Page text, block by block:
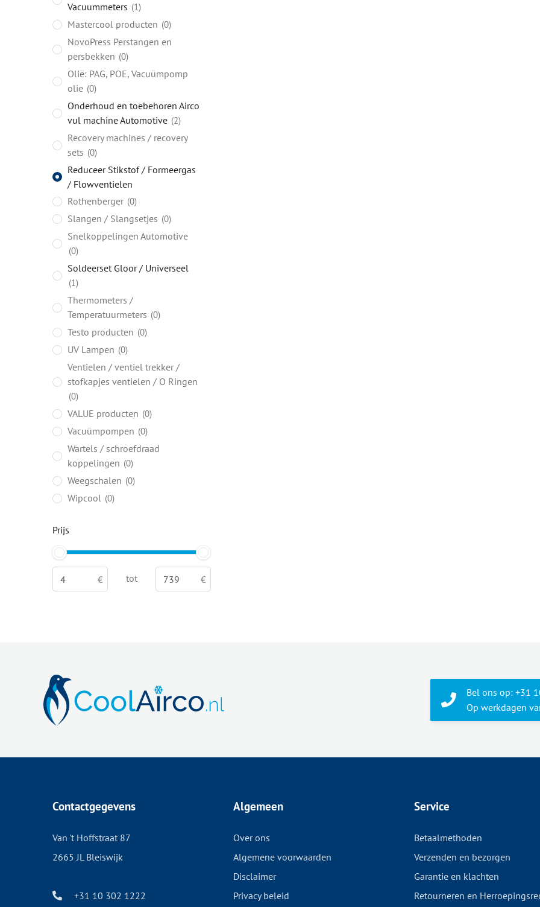
Vacuummeters
1
Mastercool producten 0
NovoPress Perstangen en
persbekken 0
Olië: PAG, POE, Vacuümpomp
olie 0
Onderhoud en toebehoren Airco
vul machine Automotive 2
Recovery machines / recovery
sets 0
Reduceer Stikstof / Formeergas
/ Flowventielen
Rothenberger 0
Slangen / Slangsetjes 0
Snelkoppelingen Automotive
0
Soldeerset Gloor / Universeel
1
Thermometers /
Temperatuurmeters 0
Testo producten 0
UV Lampen 0
Ventielen / ventiel trekker /
stofkapjes ventielen / O Ringen
0
VALUE producten 0
Vacuümpompen 0
Wartels / schroefdraad
koppelingen 0
Weegschalen 0
Wipcool 0
Prijs
tot
Bel ons op: +31
Op werkdagen
Contactgegevens
Van 't Hoffstraat 87
2665 JL Bleiswijk
+31 10 302 1222
Algemeen
Over ons
Algemene voorwaarden
Disclaimer
Privacy beleid
Service
Betaalmethoden
Verzenden en bezorgen
Garantie en klachten
Retourneren en